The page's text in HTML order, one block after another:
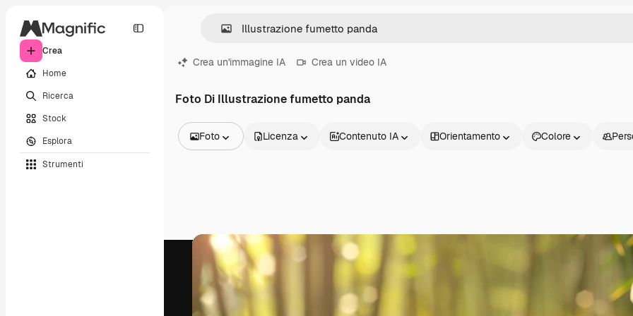
Crea
Home
Ricerca
Stock
Esplora
Strumenti
Crea un'immagine IA Crea un video IA
Foto Di Illustrazione fumetto panda
Foto
Video
Clip video
Motion graphic
Modelli di video
Icone
Modelli 3D
Font
Licenza Contenuto IA Orientamento Colore
Inizia